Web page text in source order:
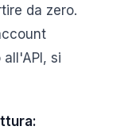
da zero.
si